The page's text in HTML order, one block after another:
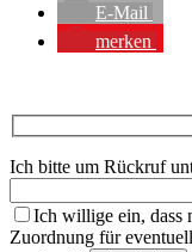
E-Mail
merken
Ich bitte um Rückruf
Ich willige ein, dass
Zuordnung für